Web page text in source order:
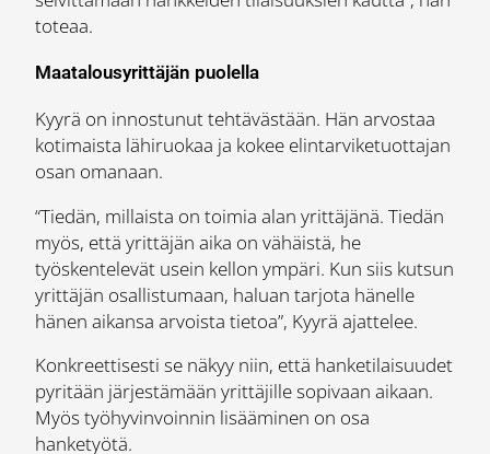
toteaa.
Maatalousyrittäjän puolella
Kyyrä on innostunut tehtävästään. Hän arvostaa
kotimaista lähiruokaa ja kokee elintarviketuottajan
osan omanaan.
“Tiedän, millaista on toimia alan yrittäjänä. Tiedän
myös, että yrittäjän aika on vähäistä, he
työskentelevät usein kellon ympäri. Kun siis kutsun
yrittäjän osallistumaan, haluan tarjota hänelle
hänen aikansa arvoista tietoa”, Kyyrä ajattelee.
Konkreettisesti se näkyy niin, että hanketilaisuudet
pyritään järjestämään yrittäjille sopivaan aikaan.
Myös työhyvinvoinnin lisääminen on osa
hanketyötä.